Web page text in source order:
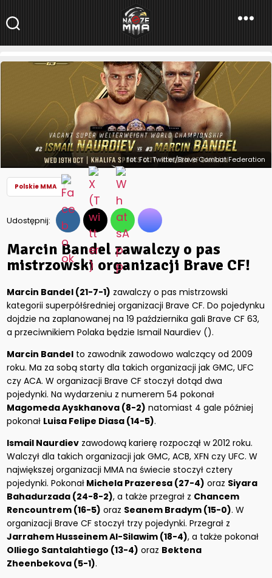
NaszeMMA
NaszeMMA.pl»Aktualności»Polskie MMA»Marcin Bandel
zawalczy o pas mistrzowski organizacji Brave CF!
fot. Fot. Twitter/Brave Combat Federation
Polskie MMA
Udostępnij:
Marcin Bandel zawalczy o pas
mistrzowski organizacji Brave CF!
Marcin Bandel (21-7-1) zawalczy o pas mistrzowski
kategorii superpółśredniej organizacji Brave CF. Do pojedynku
dojdzie na zaplanowanej na 19 października gali Brave CF 63,
a przeciwnikiem Polaka będzie Ismail Naurdiev ().
Marcin Bandel to zawodnik zawodowo walczący od 2009
roku. Ma za sobą starty dla takich organizacji jak GMC, UFC
czy ACA. W organizacji Brave CF stoczył dotąd dwa
pojedynki. Na wydarzeniu z numerem 54 pokonał
Magomeda Ayskhanova (8-2) natomiast 4 gale później
pokonał Luisa Felipe Diasa (14-5).
Ismail Naurdiev zawodową karierę rozpoczął w 2012 roku.
Walczył dla takich organizacji jak GMC, ACB, XFN czy UFC. W
największej organizacji MMA na świecie stoczył cztery
pojedynki. Pokonał Michela Prazeresa (27-4) oraz Siyara
Bahadurzada (24-8-2), a także przegrał z Chancem
Rencountrem (16-5) oraz Seanem Bradym (15-0). W
organizacji Brave CF stoczył trzy pojedynki. Przegrał z
Jarrahem Husseinem Al-Silawim (18-4), a także pokonał
Olliego Santalahtiego (13-4) oraz Bektena
Zheenbekova (5-1).